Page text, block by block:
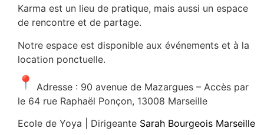
Karma est un lieu de pratique, mais aussi un espace
de rencontre et de partage.
Notre espace est disponible aux événements et à la
location ponctuelle.
Adresse : 90 avenue de Mazargues – Accès par
le 64 rue Raphaël Ponçon, 13008 Marseille
Ecole de Yoya | Dirigeante Sarah Bourgeois Marseille